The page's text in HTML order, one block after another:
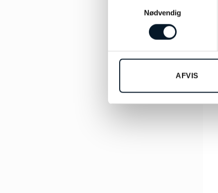
Nødvendig
AFVIS